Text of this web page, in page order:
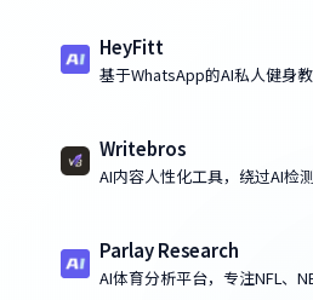
HeyFitt
基于WhatsApp的AI私人健身
Writebros
AI内容人性化工具，绕过AI检
Parlay Research
AI体育分析平台，专注NFL、